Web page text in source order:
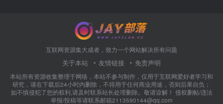
互联网资源集大成者，致力一个网站解决所有问题
关于本站 友情链接 免责声明
本站所有资源收集整理于网络，本站不参与制作，仅用于互联网爱好者学习和
研究，请在下载后24小时内删除，不得用于任何商业用途，否则后果自负；
如不慎侵犯了您的权利,请及时联系站长处理删除。敬请谅解！ 侵权删帖/违法
举报/投稿等请联系邮箱2113590144@qq.com